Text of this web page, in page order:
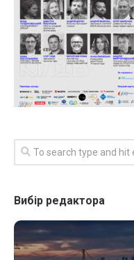
Вибір редактора